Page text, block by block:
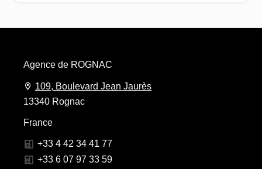
Agence de ROGNAC
109, Boulevard Jean Jaurès
13340 Rognac
France
+33 4 42 34 41 77
+33 6 07 97 33 59